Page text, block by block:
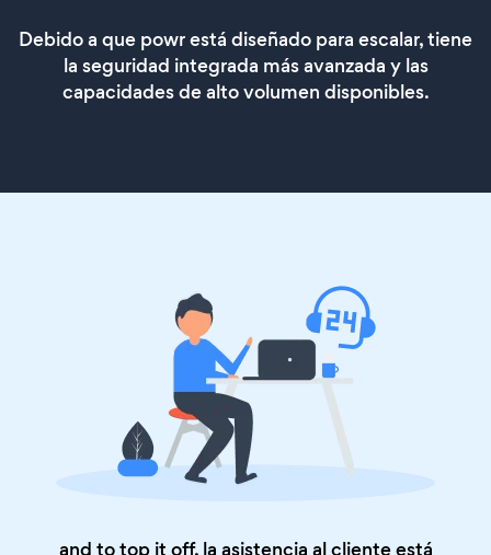
Debido a que powr está diseñado para escalar, tiene
la seguridad integrada más avanzada y las
capacidades de alto volumen disponibles.